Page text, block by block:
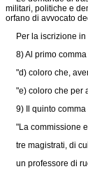
militari, politiche e
orfano di avvocato
Per la iscrizione in
8) Al primo comma
"d) coloro che,
"e) coloro che per
9) Il quinto comma
"La commissione
tre magistrati, di
un professore di